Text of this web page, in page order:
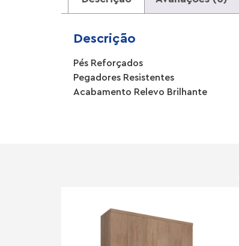
Descrição
Pés Reforçados
Pegadores Resistentes
Acabamento Relevo Brilhante